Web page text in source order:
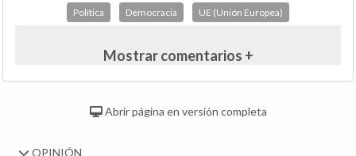
Política Democracia UE (Unión Europea)
Mostrar comentarios +
Abrir página en versión completa
OPINIÓN